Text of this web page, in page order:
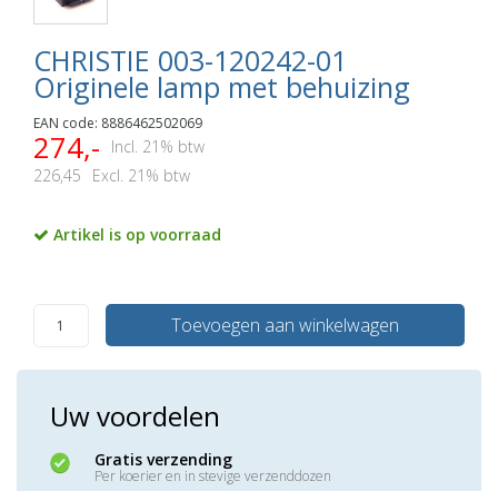
CHRISTIE 003-120242-01
Originele lamp met behuizing
EAN code: 8886462502069
274,-
Incl. 21% btw
226,45
Excl. 21% btw
Artikel is op voorraad
Toevoegen aan winkelwagen
Uw voordelen
Gratis verzending
Per koerier en in stevige verzenddozen